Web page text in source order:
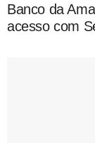
Banco da
acesso com